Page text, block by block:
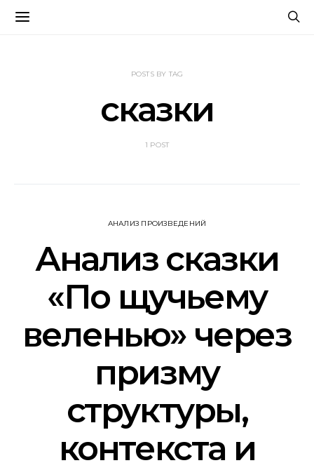
POSTS BY TAG
сказки
1 POST
АНАЛИЗ ПРОИЗВЕДЕНИЙ
Анализ сказки
«По щучьему
веленью» через
призму
структуры,
контекста и